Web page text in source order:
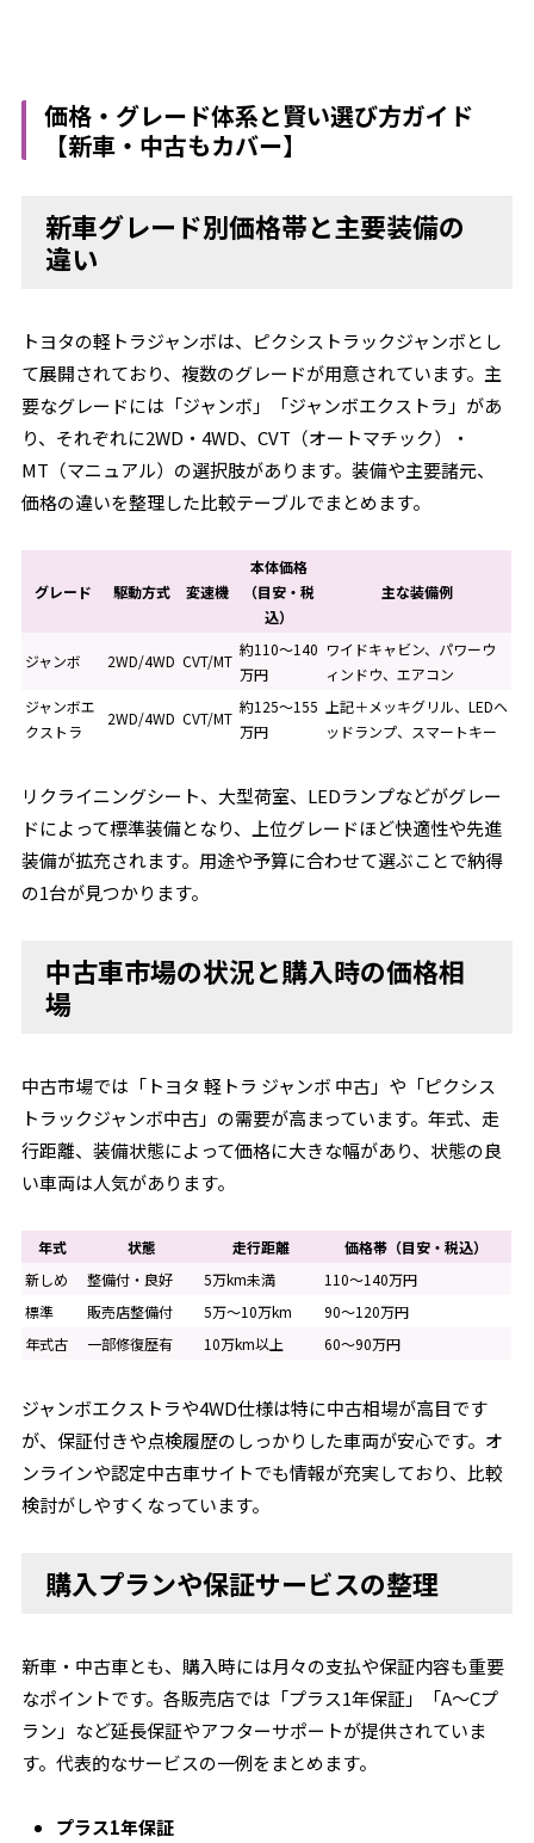
価格・グレード体系と賢い選び方ガイド
【新車・中古もカバー】
新車グレード別価格帯と主要装備の
違い
トヨタの軽トラジャンボは、ピクシストラックジャンボとし
て展開されており、複数のグレードが用意されています。主
要なグレードには「ジャンボ」「ジャンボエクストラ」があ
り、それぞれに2WD・4WD、CVT（オートマチック）・
MT（マニュアル）の選択肢があります。装備や主要諸元、
価格の違いを整理した比較テーブルでまとめます。
グレード 駆動方式 変速機
本体価格
（目安・税
込）
主な装備例
ジャンボ 2WD/4WD CVT/MT
約110～140
万円
ワイドキャビン、パワーウ
ィンドウ、エアコン
ジャンボエ
クストラ
2WD/4WD CVT/MT
約125～155
万円
上記＋メッキグリル、LEDヘ
ッドランプ、スマートキー
リクライニングシート、大型荷室、LEDランプなどがグレー
ドによって標準装備となり、上位グレードほど快適性や先進
装備が拡充されます。用途や予算に合わせて選ぶことで納得
の1台が見つかります。
中古車市場の状況と購入時の価格相
場
中古市場では「トヨタ 軽トラ ジャンボ 中古」や「ピクシス
トラックジャンボ中古」の需要が高まっています。年式、走
行距離、装備状態によって価格に大きな幅があり、状態の良
い車両は人気があります。
年式 状態 走行距離
価格帯（目安・税込）
新しめ
整備付・良好 5万km未満
110～140万円
標準
販売店整備付 5万～10万km
90～120万円
年式古
一部修復歴有 10万km以上 60～90万円
ジャンボエクストラや4WD仕様は特に中古相場が高目です
が、保証付きや点検履歴のしっかりした車両が安心です。オ
ンラインや認定中古車サイトでも情報が充実しており、比較
検討がしやすくなっています。
購入プランや保証サービスの整理
新車・中古車とも、購入時には月々の支払や保証内容も重要
なポイントです。各販売店では「プラス1年保証」「A～Cプ
ラン」など延長保証やアフターサポートが提供されていま
す。代表的なサービスの一例をまとめます。
プラス1年保証